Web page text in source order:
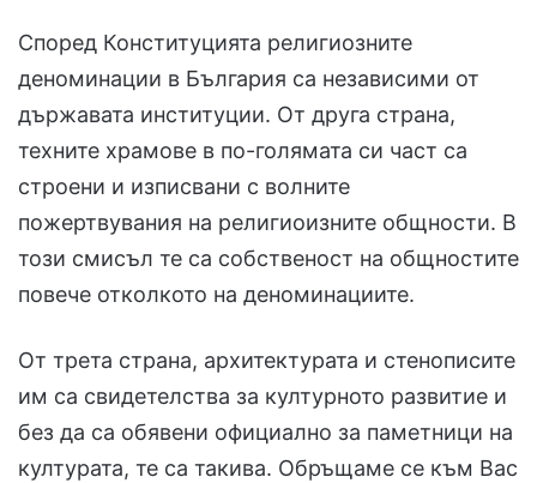
Според Конституцията религиозните
деноминации в България са независими от
държавата институции. От друга страна,
техните храмове в по-голямата си част са
строени и изписвани с волните
пожертвувания на религиоизните общности. В
този смисъл те са собственост на общностите
повече отколкото на деноминациите.
От трета страна, архитектурата и стенописите
им са свидетелства за културното развитие и
без да са обявени официално за паметници на
културата, те са такива. Обръщаме се към Вас